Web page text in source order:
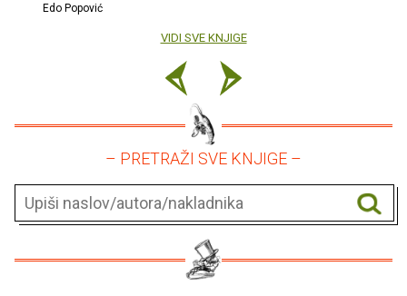
Edo Popović
VIDI SVE KNJIGE
– PRETRAŽI SVE KNJIGE –